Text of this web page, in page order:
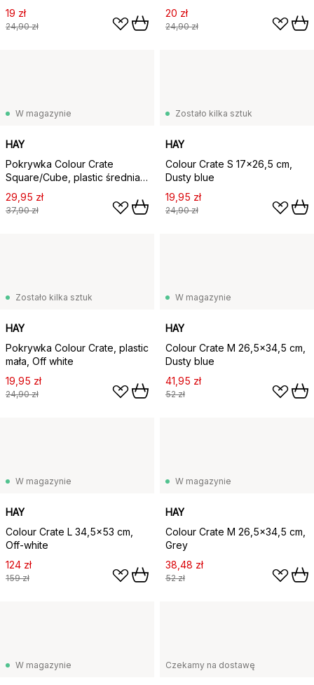
19 zł
24,90 zł
20 zł
24,90 zł
W magazynie
HAY
Pokrywka Colour Crate
Square/Cube, plastic średnia,
Bordeaux
29,95 zł
37,90 zł
Zostało kilka sztuk
HAY
Colour Crate S 17x26,5 cm,
Dusty blue
19,95 zł
24,90 zł
Zostało kilka sztuk
HAY
Pokrywka Colour Crate, plastic
mała, Off white
19,95 zł
24,90 zł
W magazynie
HAY
Colour Crate M 26,5x34,5 cm,
Dusty blue
41,95 zł
52 zł
W magazynie
HAY
Colour Crate L 34,5x53 cm,
Off-white
124 zł
159 zł
W magazynie
HAY
Colour Crate M 26,5x34,5 cm,
Grey
38,48 zł
52 zł
W magazynie Czekamy na dostawę